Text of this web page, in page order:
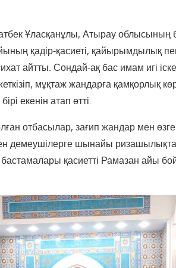
Ұласқанұлы, Атырау облысының
қадір-қасиеті, қайырымдылық
айтты. Сондай-ақ бас имам игі іске
мұқтаж жандарға қамқорлық
екенін атап өтті.
отбасылар, зағип жандар мен өзге
демеушілерге шынайы
қасиетті Рамазан айы